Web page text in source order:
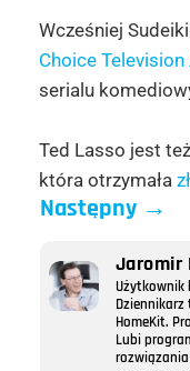
Wcześniej
Choice
serialu
Ted Lasso jest
która otrzymała
Następny→
Jaromir
Użytkownik
HomeKit.
Lubi
rozwiązania